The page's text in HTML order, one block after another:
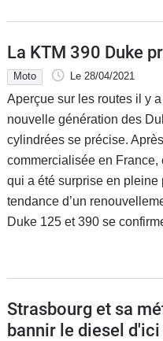
La KTM 390 Duke
Moto Le 28/04/2021
Aperçue sur les routes il y
nouvelle génération des
cylindrées se précise.
commercialisée en France,
qui a été surprise en pleine
tendance d’un
Duke 125 et 390 se
Strasbourg et sa
bannir le diesel